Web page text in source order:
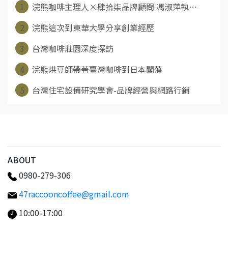
1
浣熊咖啡主理人×肆拾柒品牌顧問 馮淑萍執⋯
2
浣熊這次到東華大學分享創業經歷
3
台灣咖啡莊園深度探訪
4
浣熊烘豆師帶著臺灣咖啡到日本闖蕩
5
台灣住宅設備研究學會-品牌經營與網路行銷
ABOUT
0980-279-306
47raccooncoffee@gmail.com
10:00-17:00